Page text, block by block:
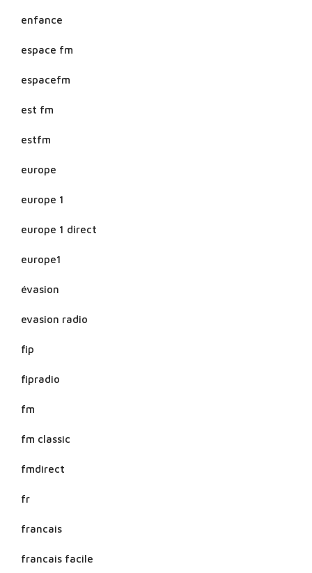
enfance
espace fm
espacefm
est fm
estfm
europe
europe 1
europe 1 direct
europe1
évasion
evasion radio
fip
fipradio
fm
fm classic
fmdirect
fr
francais
francais facile